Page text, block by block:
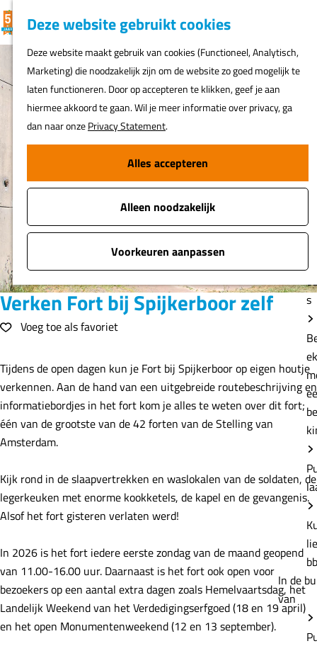
Deze website gebruikt cookies
Deze website maakt gebruik van cookies (Functioneel, Analytisch,
Marketing) die noodzakelijk zijn om de website zo goed mogelijk te
laten functioneren. Door op accepteren te klikken, geef je aan
hiermee akkoord te gaan. Wil je meer informatie over privacy, ga
dan naar onzePrivacy Statement.
Alles accepteren
Alleen noodzakelijk
Voorkeuren aanpassen
G
n
a
e
h
o
p
a
g
e
F
v
o
r
i
e
t
e
n
K
a
a
r
t
Z
e
k
e
n
MENU
s
In de
van
Verken Fort bij Spijkerboor zelf
Voeg toe als favorietVoeg toe als favoriet
Tijdens de open dagen kun je Fort bij Spijkerboor op eigen houtje
verkennen. Aan de hand van een uitgebreide routebeschrijving en
informatiebordjes in het fort kom je alles te weten over dit fort;
één van de grootste van de 42 forten van de Stelling van
Amsterdam.
Kijk rond in de slaapvertrekken en waslokalen van de soldaten, de
legerkeuken met enorme kookketels, de kapel en de gevangenis.
Alsof het fort gisteren verlaten werd!
In 2026 is het fort iedere eerste zondag van de maand geopend
van 11.00-16.00 uur. Daarnaast is het fort ook open voor
bezoekers op een aantal extra dagen zoals Hemelvaartsdag, het
Landelijk Weekend van het Verdedigingserfgoed (18 en 19 april)
en het open Monumentenweekend (12 en 13 september).